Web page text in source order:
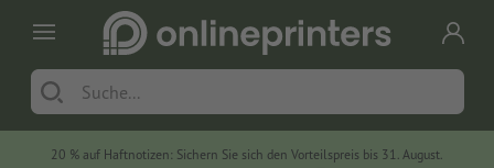
20 % auf Haftnotizen: Sichern Sie sich den Vorteilspreis bis 31. August.